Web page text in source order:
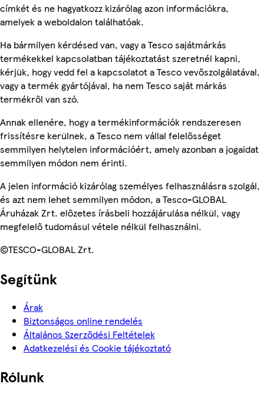
címkét és ne hagyatkozz kizárólag azon információkra,
amelyek a weboldalon találhatóak.
Ha bármilyen kérdésed van, vagy a Tesco sajátmárkás
termékekkel kapcsolatban tájékoztatást szeretnél kapni,
kérjük, hogy vedd fel a kapcsolatot a Tesco vevőszolgálatával,
vagy a termék gyártójával, ha nem Tesco saját márkás
termékről van szó.
Annak ellenére, hogy a termékinformációk rendszeresen
frissítésre kerülnek, a Tesco nem vállal felelősséget
semmilyen helytelen információért, amely azonban a jogaidat
semmilyen módon nem érinti.
A jelen információ kizárólag személyes felhasználásra szolgál,
és azt nem lehet semmilyen módon, a Tesco-GLOBAL
Áruházak Zrt. előzetes írásbeli hozzájárulása nélkül, vagy
megfelelő tudomásul vétele nélkül felhasználni.
©TESCO-GLOBAL Zrt.
Segítünk
Árak
Biztonságos online rendelés
Általános Szerződési Feltételek
Adatkezelési és Cookie tájékoztató
Rólunk